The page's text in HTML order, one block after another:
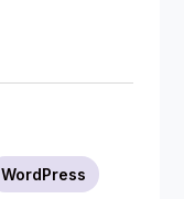
WordPress